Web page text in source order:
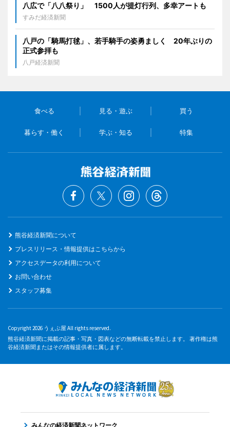
八広で「八八祭り」 1500人が提灯行列、多幸アートも
すみだ経済新聞
八戸の「騎馬打毬」、若手騎手の姿勇ましく 20年ぶりの
正式参拝も
八戸経済新聞
食べる 見る・遊ぶ 買う
暮らす・働く 学ぶ・知る 特集
熊谷経済新聞について
プレスリリース・情報提供はこちらから
アクセスデータの利用について
お問い合わせ
スタッフ募集
Copyright 2026 うぇぶ屋 All rights reserved.
熊谷経済新聞に掲載の記事・写真・図表などの無断転載を禁止します。 著作権は熊
谷経済新聞またはその情報提供者に属します。
みんなの経済新聞ネットワーク